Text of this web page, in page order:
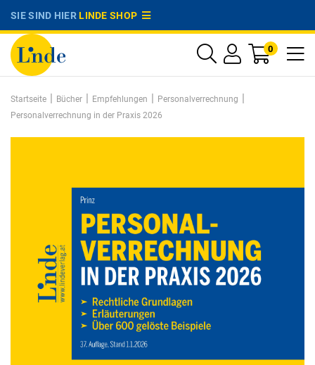
SIE SIND HIERLINDE SHOP
0
Startseite | Bücher | Empfehlungen | Personalverrechnung |
Personalverrechnung in der Praxis 2026